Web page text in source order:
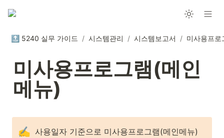
🔝 5240 실무 가이드 / 시스템관리 / 시스템보고서 /
미사용프로그램(메인
메뉴)
✍️ 사용일자 기준으로 미사용프로그램(메인메뉴)